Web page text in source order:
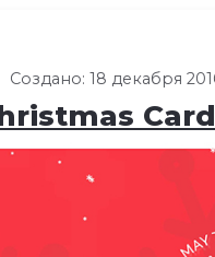
Создано: 18 декабря
Card